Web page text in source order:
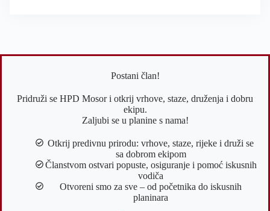
Postani član!
Pridruži se HPD Mosor i otkrij vrhove, staze, druženja i dobru
ekipu.
Zaljubi se u planine s nama!
Otkrij predivnu prirodu: vrhove, staze, rijeke i druži se
sa dobrom ekipom
Članstvom ostvari popuste, osiguranje i pomoć iskusnih
vodiča
Otvoreni smo za sve – od početnika do iskusnih
planinara